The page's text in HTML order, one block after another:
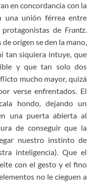
en concordancia con la
una unión férrea entre
de Frantz.
origen se den la mano,
tan siquiera intuye, que
y que tan solo dos
mucho mayor, quizá
verse enfrentados. El
hondo, dejando un
una puerta abierta al
de conseguir que la
nuestro instinto de
inteligencia). Que el
con el gesto y el fino
no le cieguen a